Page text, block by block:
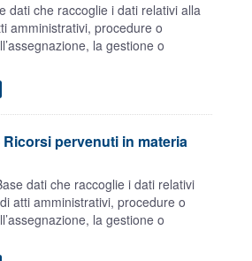
dati che raccoglie i dati relativi alla
amministrativi, procedure o
la gestione o
Ricorsi pervenuti in materia
dati che raccoglie i dati relativi
atti amministrativi, procedure o
la gestione o